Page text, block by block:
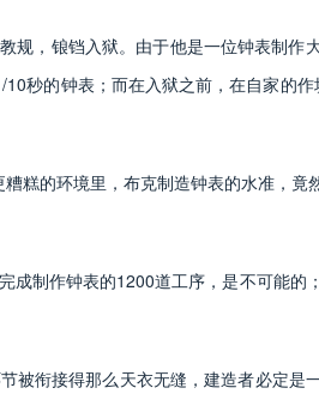
，锒铛入狱。由于他是一位钟表制作
秒的钟表；而在入狱之前，在自家的
的环境里，布克制造钟表的水准，竟
制作钟表的1200道工序，是不可能的
衔接得那么天衣无缝，建造者必定是